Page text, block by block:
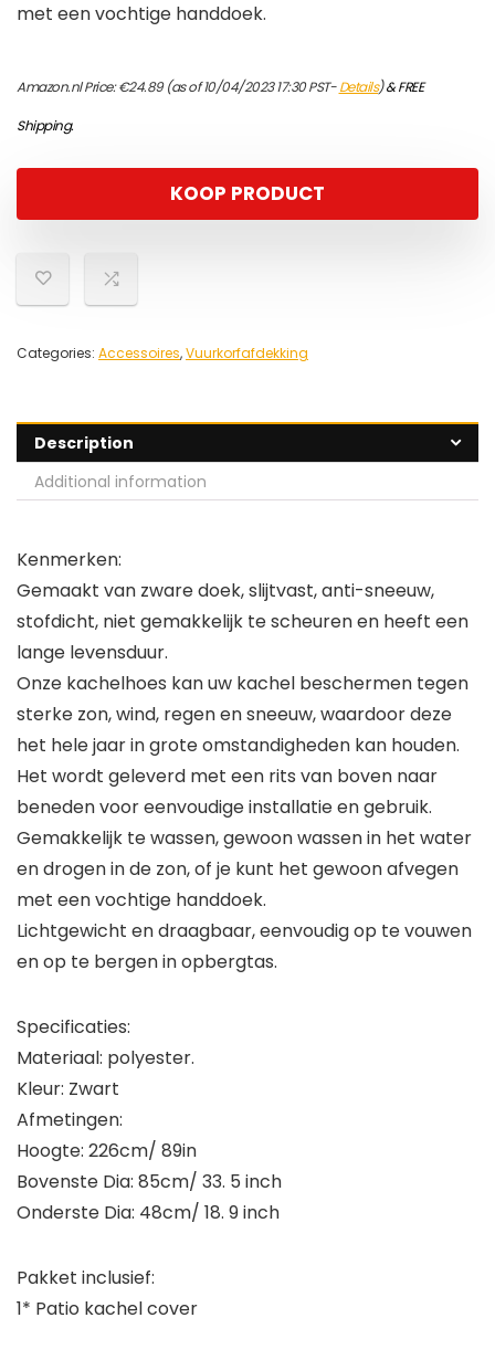
met een vochtige handdoek.
Amazon.nl Price:€24.89(as of 10/04/2023 17:30 PST-Details)&FREE
Shipping.
KOOP PRODUCT
Categories: Accessoires,Vuurkorfafdekking
Description
Additional information
Kenmerken:
Gemaakt van zware doek, slijtvast, anti-sneeuw,
stofdicht, niet gemakkelijk te scheuren en heeft een
lange levensduur.
Onze kachelhoes kan uw kachel beschermen tegen
sterke zon, wind, regen en sneeuw, waardoor deze
het hele jaar in grote omstandigheden kan houden.
Het wordt geleverd met een rits van boven naar
beneden voor eenvoudige installatie en gebruik.
Gemakkelijk te wassen, gewoon wassen in het water
en drogen in de zon, of je kunt het gewoon afvegen
met een vochtige handdoek.
Lichtgewicht en draagbaar, eenvoudig op te vouwen
en op te bergen in opbergtas.
Specificaties:
Materiaal: polyester.
Kleur: Zwart
Afmetingen:
Hoogte: 226cm/ 89in
Bovenste Dia: 85cm/ 33. 5 inch
Onderste Dia: 48cm/ 18. 9 inch
Pakket inclusief:
1* Patio kachel cover